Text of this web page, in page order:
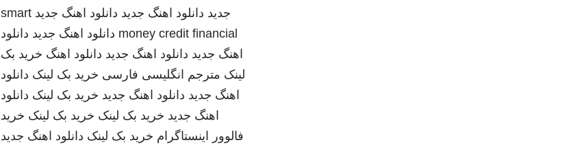
جدید دانلود اهنگ جدید دانلود اهنگ جدید smart
money credit financial دانلود اهنگ جدید دانلود
اهنگ جدید دانلود اهنگ جدید دانلود اهنگ خرید بک
لینک مترجم انگلیسی فارسی خرید بک لینک دانلود
اهنگ جدید دانلود اهنگ جدید خرید بک لینک دانلود
اهنگ جدید خرید بک لینک خرید بک لینک خرید
فالوور اینستاگرام خرید بک لینک دانلود اهنگ جدید